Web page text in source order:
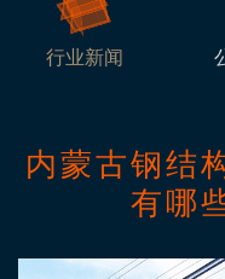
行业新闻
内蒙古钢结
有哪